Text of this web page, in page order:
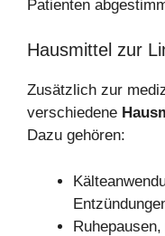
Patienten
Hausmittel zur
Zusätzlich zur
verschiedene
Dazu gehören: